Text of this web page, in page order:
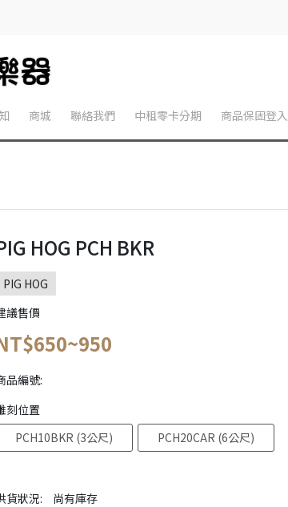
商城 聯絡我們 中租零卡分期 商品保固登入
HOG PCH BKR
PIG HOG
議售價
品編號:
貨狀況: 尚有庫存
刻位置
PCH10BKR (3公尺)
PCH20CAR (6公尺)